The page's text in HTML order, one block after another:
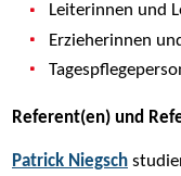
Leiterinnen und
Erzieherinnen
Referent(en) und
Patrick Niegsch